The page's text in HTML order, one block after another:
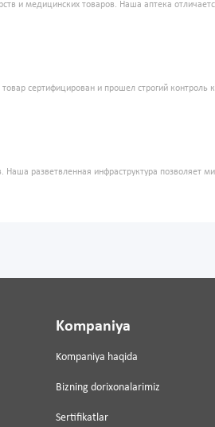
и медицинских товаров. Наша аптека
сертифицирован и прошел строгий контроль
разветвленная инфраструктура позволяет
Kompaniya
Kompaniya haqida
Bizning dorixonalarimiz
Sertifikatlar